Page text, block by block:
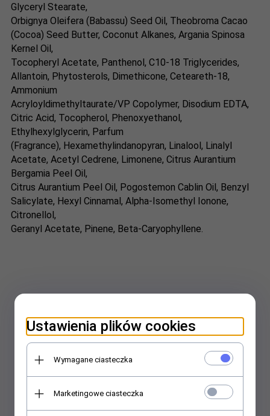
Glyceryl Stearate,
Orbignya Oleifera (Babassu) Seed Oil, Theobroma Cacao
(Cocoa) Seed Butter, Coconut Alkanes, Argania Spinosa
Kernel Oil,
Tocopheryl Acetate, Panthenol, C10-18 Triglycerides,
Allantoin, Phytosterols, Dimethicone, Ceteareth-18,
Ammonium
Acryloyldimethyltaurate/VP Copolymer, Disodium EDTA,
Citric Acid, Tocopherol, Phenoxyethanol,
Ethylhexylglycerin, Parfum
(Fragrance), Hexamethylindanopyran, Linalool, Linalyl
Acetate, Acetyl Cedrene, Limonene, Citrus Aurantium
Bergamia Peel Oil,
Citrus Aurantium Peel Oil, Pogostemon Cablin Oil, Benzyl
Salicylate, Hexyl Cinnamal, Alpha-Isomethyl Ionone,
Citronellol,
Geranyl Acetate, Pinene, Beta-Caryophyllene.
Ustawienia plików cookies
Wymagane ciasteczka
Marketingowe ciasteczka